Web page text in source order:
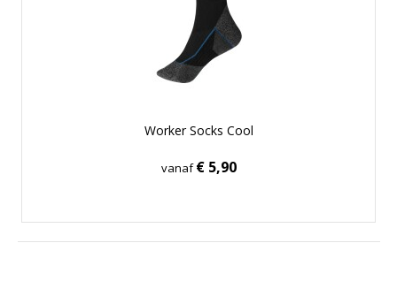
Worker Socks Cool
vanaf€ 5,90